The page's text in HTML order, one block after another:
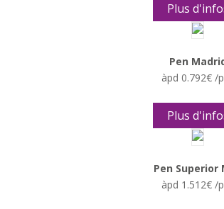
Plus
Pen
àpd 0.792€ /
Plus
Pen Superior
àpd 1.512€ /